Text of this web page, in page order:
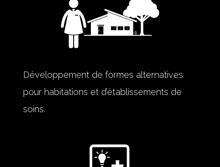
Développement de formes alternatives
pour habitations et d’établissements de
soins.